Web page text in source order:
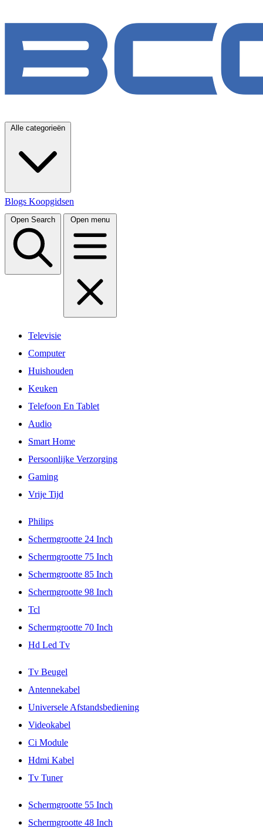
Alle categorieën
Blogs Koopgidsen
Open Search Open menu
Televisie
Computer
Huishouden
Keuken
Telefoon En Tablet
Audio
Smart Home
Persoonlijke Verzorging
Gaming
Vrije Tijd
Philips
Schermgrootte 24 Inch
Schermgrootte 75 Inch
Schermgrootte 85 Inch
Schermgrootte 98 Inch
Tcl
Schermgrootte 70 Inch
Hd Led Tv
Tv Beugel
Antennekabel
Universele Afstandsbediening
Videokabel
Ci Module
Hdmi Kabel
Tv Tuner
Schermgrootte 55 Inch
Schermgrootte 48 Inch